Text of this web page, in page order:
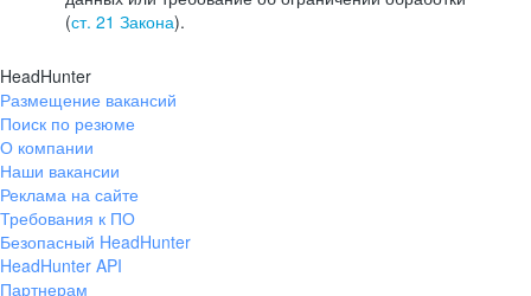
(ст. 21 Закона).
HeadHunter
Размещение вакансий
Поиск по резюме
О компании
Наши вакансии
Реклама на сайте
Требования к ПО
Безопасный HeadHunter
HeadHunter API
Партнерам